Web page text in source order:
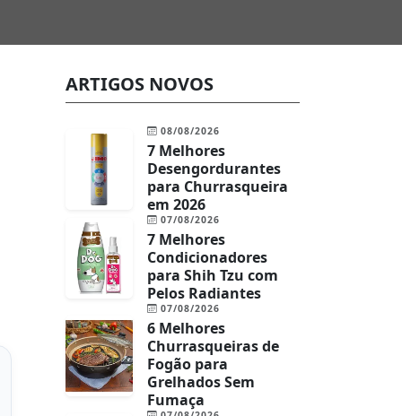
ARTIGOS NOVOS
08/08/2026
7 Melhores
Desengordurantes
para Churrasqueira
em 2026
07/08/2026
7 Melhores
Condicionadores
para Shih Tzu com
Pelos Radiantes
07/08/2026
6 Melhores
Churrasqueiras de
Fogão para
Grelhados Sem
Fumaça